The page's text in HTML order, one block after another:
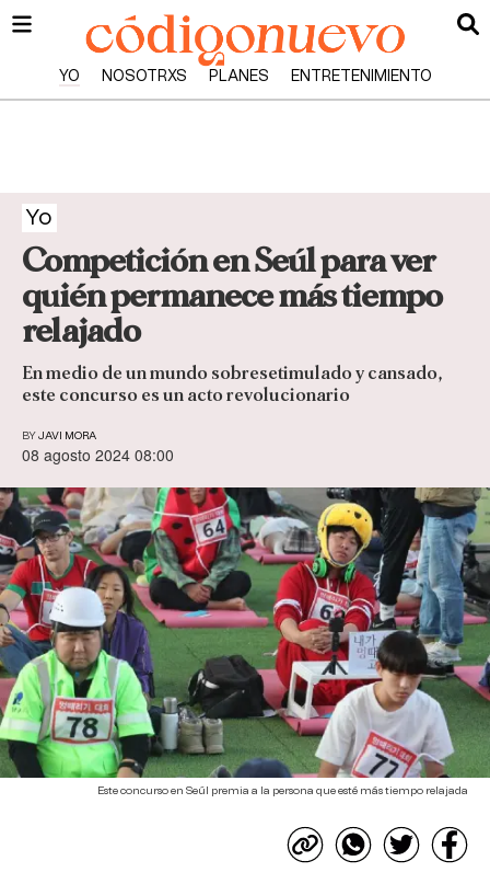
YO NOSOTRXS PLANES ENTRETENIMIENTO
Yo
Competición en Seúl para ver
quién permanece más tiempo
relajado
En medio de un mundo sobresetimulado y cansado,
este concurso es un acto revolucionario
BY JAVI MORA
08 agosto 2024 08:00
Este concurso en Seúl premia a la persona que esté más tiempo relajada